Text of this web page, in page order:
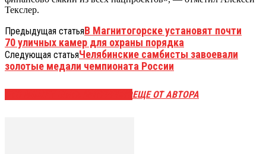
Текслер.
Предыдущая статьяВ Магнитогорске установят почти
70 уличных камер для охраны порядка
Следующая статьяЧелябинские самбисты завоевали
золотые медали чемпионата России
ЕЩЕ ОТ АВТОРА